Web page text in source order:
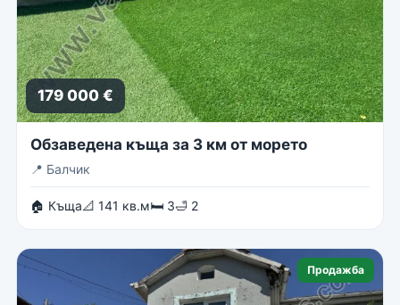
179 000 €
Обзаведена къща за 3 км от морето
📍 Балчик
🏠 Къща📐 141 кв.м🛏 3🛁 2
Продажба